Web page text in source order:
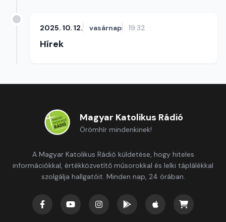
2025. 10. 12. vasárnap 19:32
Hírek
Magyar Katolikus Rádió
Örömhír mindenkinek!
A Magyar Katolikus Rádió küldetése, hogy hiteles
információkkal, értékközvetítő műsorokkal és lelki táplálékkal
szolgálja hallgatóit. Minden nap, 24 órában.